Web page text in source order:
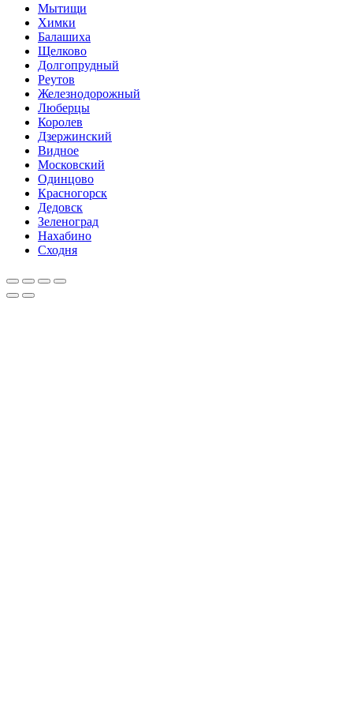
Мытищи
Химки
Балашиха
Щелково
Долгопрудный
Реутов
Железнодорожный
Люберцы
Королев
Дзержинский
Видное
Московский
Одинцово
Красногорск
Дедовск
Зеленоград
Нахабино
Сходня